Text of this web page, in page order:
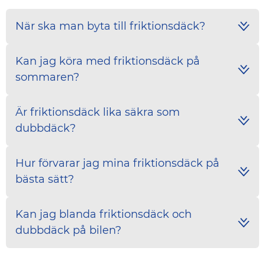
När ska man byta till friktionsdäck?
Kan jag köra med friktionsdäck på
sommaren?
Är friktionsdäck lika säkra som
dubbdäck?
Hur förvarar jag mina friktionsdäck på
bästa sätt?
Kan jag blanda friktionsdäck och
dubbdäck på bilen?